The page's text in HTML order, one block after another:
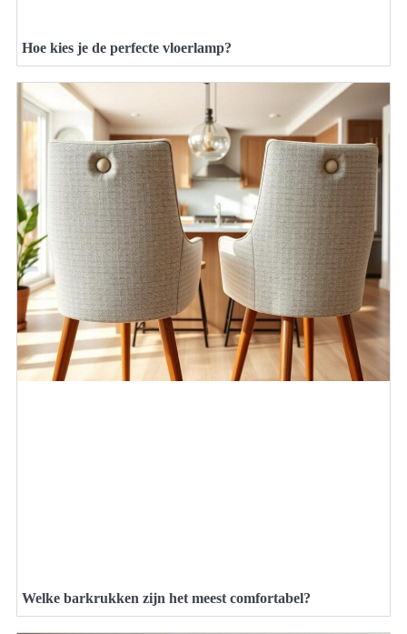
Hoe kies je de perfecte vloerlamp?
Welke barkrukken zijn het meest comfortabel?